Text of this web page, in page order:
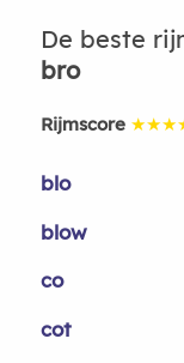
De beste
bro
Rijmscore
blo
blow
co
cot